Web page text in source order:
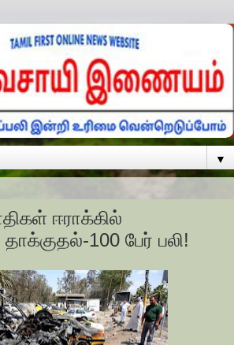
▼
ஈராக்கில்
100 பேர் பலி!